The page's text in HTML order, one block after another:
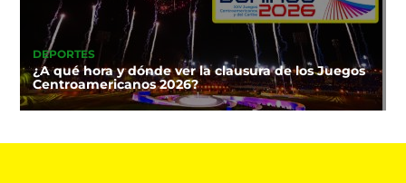
DEPORTES
¿A qué hora y dónde ver la clausura de los Juegos
Centroamericanos 2026?